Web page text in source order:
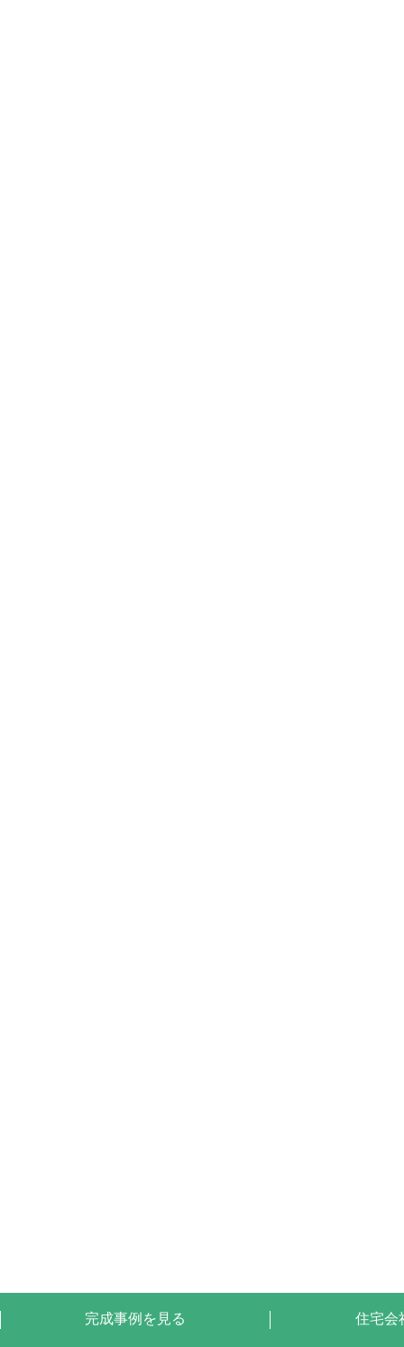
完成事例を見る 住宅会